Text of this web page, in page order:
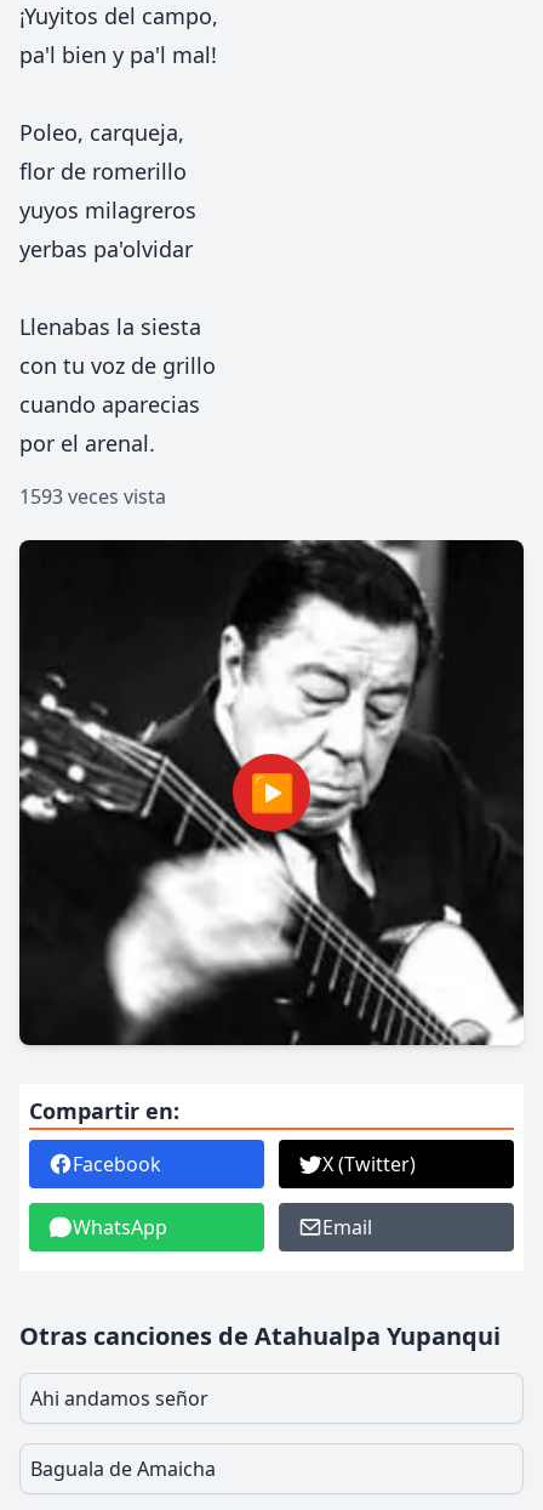
¡Yuyitos del campo,
pa'l bien y pa'l mal!
Poleo, carqueja,
flor de romerillo
yuyos milagreros
yerbas pa'olvidar
Llenabas la siesta
con tu voz de grillo
cuando aparecias
por el arenal.
1593 veces vista
▶
Compartir en:
Facebook X (Twitter)
WhatsApp Email
Otras canciones de Atahualpa Yupanqui
Ahi andamos señor
Baguala de Amaicha